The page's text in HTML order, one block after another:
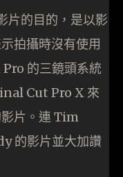
片的目的，是以影
拍攝時沒有使用
的三鏡頭系統
Cut Pro X 來
片。連 Tim
的影片並大加讚